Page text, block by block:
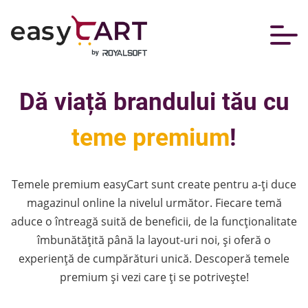
Dă viață brandului tău cu
teme premium!
Temele premium easyCart sunt create pentru a-ți duce
magazinul online la nivelul următor. Fiecare temă
aduce o întreagă suită de beneficii, de la funcționalitate
îmbunătățită până la layout-uri noi, și oferă o
experiență de cumpărături unică. Descoperă temele
premium și vezi care ți se potrivește!